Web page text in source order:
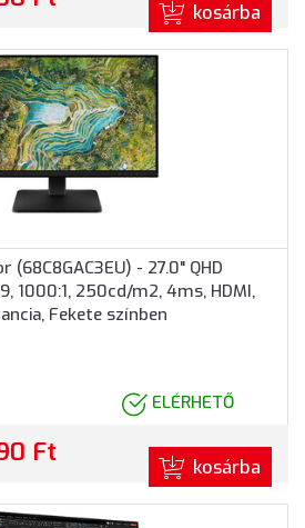
kosárba
(68C8GAC3EU) - 27.0" QHD
1000:1, 250cd/m2, 4ms, HDMI,
Fekete színben
ELÉRHETŐ
Ft kosárba